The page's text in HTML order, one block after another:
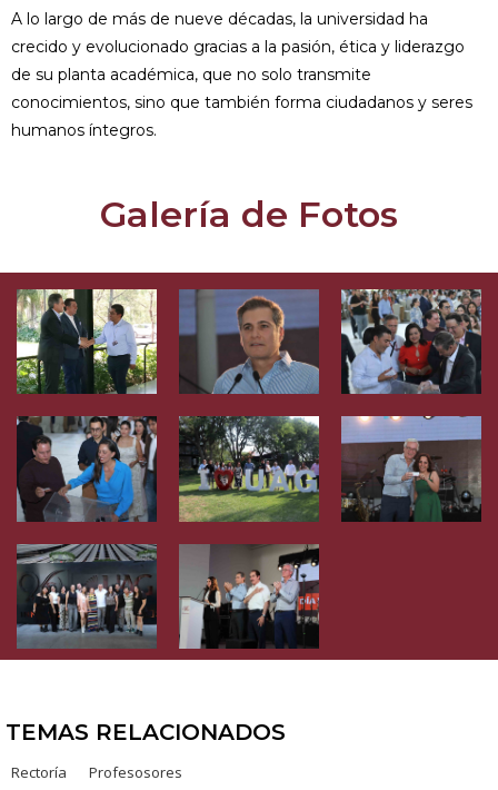
A lo largo de más de nueve décadas, la universidad ha
crecido y evolucionado gracias a la pasión, ética y liderazgo
de su planta académica, que no solo transmite
conocimientos, sino que también forma ciudadanos y seres
humanos íntegros.
Galería de Fotos
TEMAS RELACIONADOS
Rectoría Profesosores